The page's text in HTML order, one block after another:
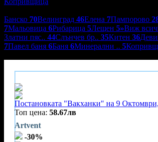
Банско 70Велинград 46Елена 7Пампорово
7Мальовица 6Рибарица 5Лещен 5»Виж
Златни пяс.. 44Слънчев бр.. 35Китен 36
7Павел баня 6Баня 6Минерални .. 5
Постановката "Вакханки" на 9
Топ цена: 58.67лв
Artvent
-30%